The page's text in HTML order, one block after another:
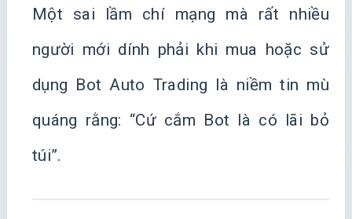
Một sai lầm chí mạng mà rất nhiều
người mới dính phải khi mua hoặc sử
dụng Bot Auto Trading là niềm tin mù
quáng rằng: “Cứ cắm Bot là có lãi bỏ
túi”.